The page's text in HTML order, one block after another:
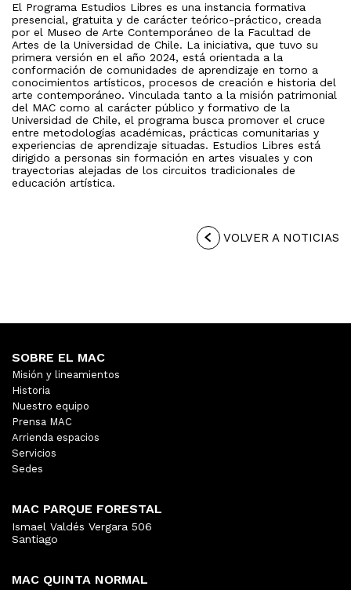
El Programa Estudios Libres es una instancia formativa
presencial, gratuita y de carácter teórico-práctico, creada
por el Museo de Arte Contemporáneo de la Facultad de
Artes de la Universidad de Chile. La iniciativa, que tuvo su
primera versión en el año 2024, está orientada a la
conformación de comunidades de aprendizaje en torno a
conocimientos artísticos, procesos de creación e historia del
arte contemporáneo. Vinculada tanto a la misión patrimonial
del MAC como al carácter público y formativo de la
Universidad de Chile, el programa busca promover el cruce
entre metodologías académicas, prácticas comunitarias y
experiencias de aprendizaje situadas. Estudios Libres está
dirigido a personas sin formación en artes visuales y con
trayectorias alejadas de los circuitos tradicionales de
educación artística.
VOLVER A NOTICIAS
SOBRE EL MAC
Misión y lineamientos
Historia
Nuestro equipo
Prensa MAC
Arrienda espacios
Servicios
Sedes
MAC PARQUE FORESTAL
Ismael Valdés Vergara 506
Santiago
MAC QUINTA NORMAL